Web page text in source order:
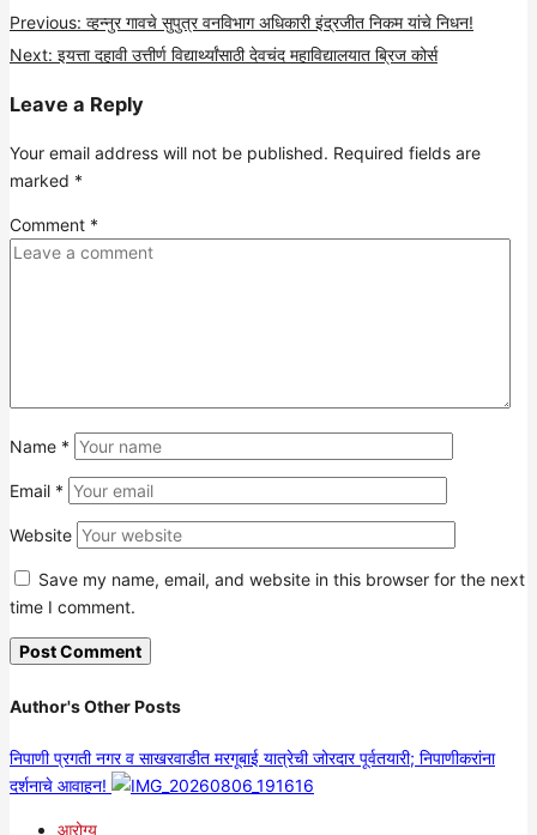
Post
navigation
Previous: व्हन्नुर गावचे सुपुत्र वनविभाग अधिकारी इंद्रजीत निकम यांचे निधन!
Next: इयत्ता दहावी उत्तीर्ण विद्यार्थ्यांसाठी देवचंद महाविद्यालयात ब्रिज कोर्स
Leave a Reply
Your email address will not be published. Required fields are
marked *
Comment *
Name *
Email *
Website
Save my name, email, and website in this browser for the next
time I comment.
Author's Other Posts
निपाणी प्रगती नगर व साखरवाडीत मरगूबाई यात्रेची जोरदार पूर्वतयारी; निपाणीकरांना
दर्शनाचे आवाहन!
आरोग्य